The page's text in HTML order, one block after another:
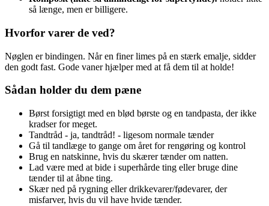
så længe, men er billigere.
Hvorfor varer de ved?
Nøglen er bindingen. Når en finer limes på en stærk emalje, sidder
den godt fast. Gode vaner hjælper med at få dem til at holde!
Sådan holder du dem pæne
Børst forsigtigt med en blød børste og en tandpasta, der ikke
kradser for meget.
Tandtråd - ja, tandtråd! - ligesom normale tænder
Gå til tandlæge to gange om året for rengøring og kontrol
Brug en natskinne, hvis du skærer tænder om natten.
Lad være med at bide i superhårde ting eller bruge dine
tænder til at åbne ting.
Skær ned på rygning eller drikkevarer/fødevarer, der
misfarver, hvis du vil have hvide tænder.